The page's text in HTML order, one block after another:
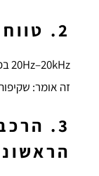
2. טווח תדרים מלא ומדויק
20Hz–20kHz בפלוס-מינוס חצי דציבל.
זה אומר:
3.